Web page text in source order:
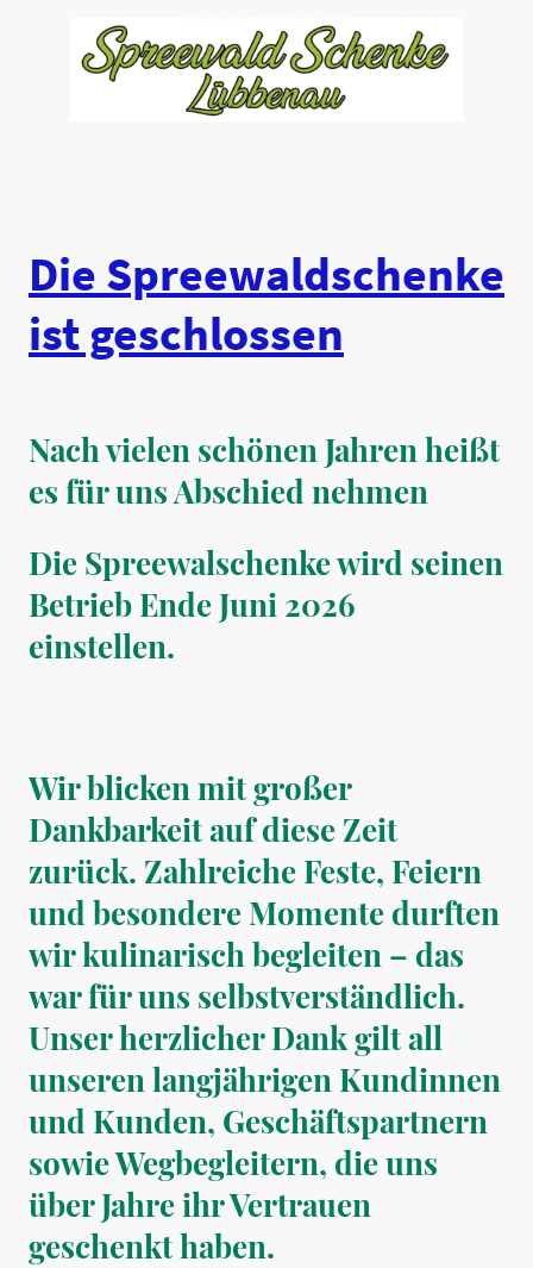
Die Spreewaldschenke
ist geschlossen
Nach vielen schönen Jahren heißt
es für uns Abschied nehmen
Die Spreewalschenke wird seinen
Betrieb Ende Juni 2026
einstellen.
Wir blicken mit großer
Dankbarkeit auf diese Zeit
zurück. Zahlreiche Feste, Feiern
und besondere Momente durften
wir kulinarisch begleiten – das
war für uns selbstverständlich.
Unser herzlicher Dank gilt all
unseren langjährigen Kundinnen
und Kunden, Geschäftspartnern
sowie Wegbegleitern, die uns
über Jahre ihr Vertrauen
geschenkt haben.